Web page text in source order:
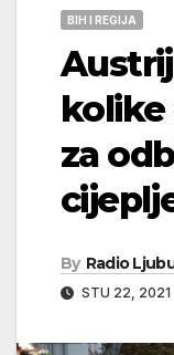
BIH I REGIJA
kolike
za
By Radio
STU 22, 2021